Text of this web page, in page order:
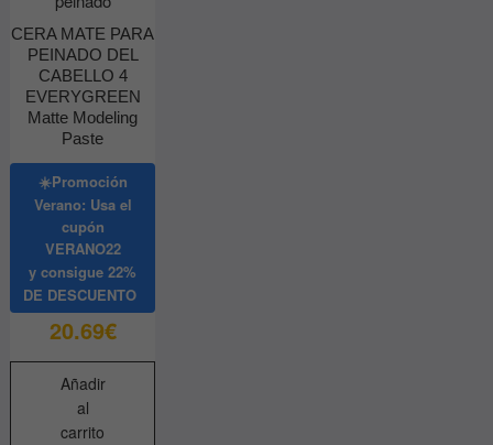
CERA MATE PARA
PEINADO DEL
CABELLO 4
EVERYGREEN
Matte Modeling
Paste
☀️Promoción
Verano: Usa el
cupón
VERANO22
y consigue 22%
DE DESCUENTO
20.69€
Añadir
al
carrito